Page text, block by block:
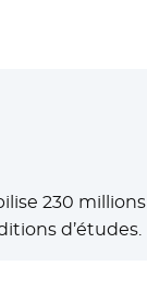
230 millions
d’études.